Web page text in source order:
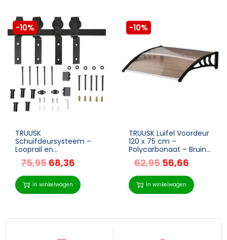
-10%
TRUUSK
Schuifdeursysteem –
Looprail en
Schuifdeurbeslag –
Voor Houten
Schuifdeur – 9
Toebehoren – Zwart
75,95 68,36
In winkelwagen
-10%
TRUUSK Luifel Voordeur
120 x 75 cm –
Polycarbonaat – Bruin
– Weerbestendig –
Eenvoudig te
monteren
62,95 56,66
In winkelwagen